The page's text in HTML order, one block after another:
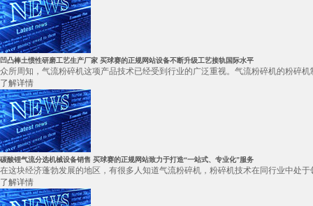
凹凸棒土惯性研磨工艺生产厂家 买球赛的正规网站设备不断升级工艺接轨国际水平
众所周知，气流粉碎机这项产品技术已经受到行业的广泛重视。气流粉碎机的粉碎
了解详情
碳酸锂气流分选机械设备销售 买球赛的正规网站致力于打造“一站式、专业化”服务
在这块经济蓬勃发展的地区，有很多人知道气流粉碎机，粉碎机技术在同行业中处
了解详情